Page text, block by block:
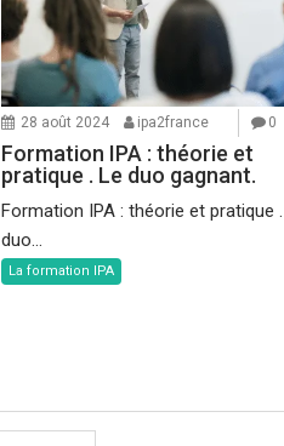
28 août 2024 ipa2france 0
Formation IPA : théorie et
pratique . Le duo gagnant.
Formation IPA : théorie et pratique
duo...
La formation IPA